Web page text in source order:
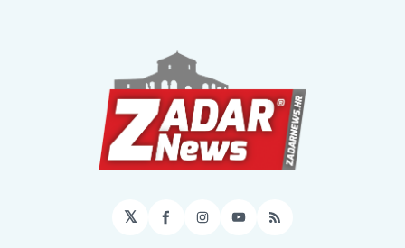
𝕏 Facebook
Instagram
YouTube
RSS